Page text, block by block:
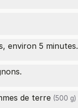
environ 5 minutes.
de terre (500 g)